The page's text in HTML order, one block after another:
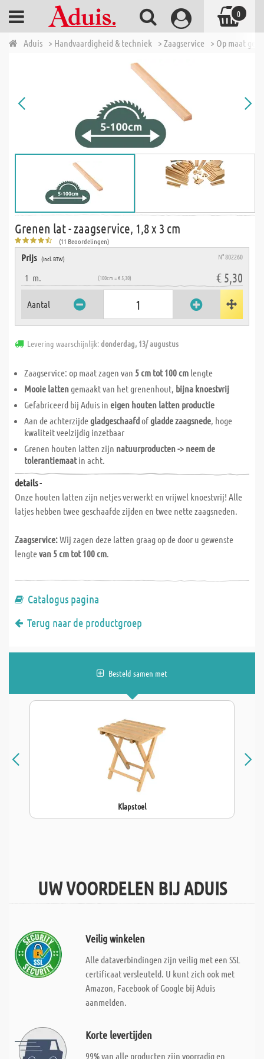
Aduis > Handvaardigheid & techniek > Zaagservice > Op maat
Grenen lat - zaagservice, 1,8 x 3 cm
(11 Beoordelingen)
Prijs (incl. BTW) N° 802260
1 m. (100cm = € 5,30) € 5,30
Aantal
Levering waarschijnlijk:donderdag, 13/ augustus
Zaagservice: op maat zagen van 5 cm tot 100 cm lengte
Mooie lattengemaakt van het grenenhout, bijna knoestvrij
Gefabriceerd bij Aduis in eigen houten latten productie
Aan de achterzijdegladgeschaafdofgladde zaagsnede, hoge
kwaliteit veelzijdig inzetbaar
Grenen houten latten zijn natuurproducten -> neem de
tolerantiemaatin acht.
details -
Onze houten latten zijn netjes verwerkt en vrijwel knoestvrij! Alle
latjes hebben twee geschaafde zijden en twee nette zaagsneden.
Zaagservice:Wij zagen deze latten graag op de door u gewenste
lengtevan 5 cm tot 100 cm.
Catalogus pagina
Terug naar de productgroep
Besteld samen met
Klapstoel
UW VOORDELEN BIJ ADUIS
Veilig winkelen
Alle dataverbindingen zijn veilig met een SSL
certificaat versleuteld. U kunt zich ook met
Amazon, Facebook of Google bij Aduis
aanmelden.
Korte levertijden
99% van alle producten zijn voorradig en
0